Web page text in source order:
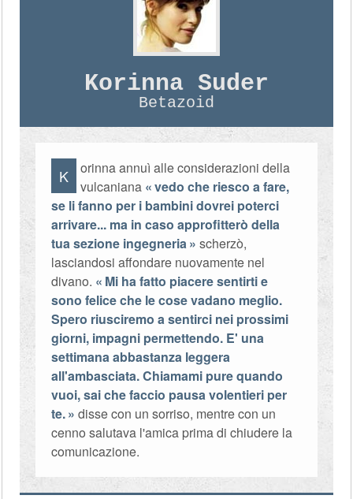
Korinna Suder
Betazoid
K
orinna annuì alle considerazioni della
vulcaniana
vedo che riesco a fare,
se li fanno per i bambini dovrei poterci
arrivare... ma in caso approfitterò della
tua sezione ingegneria
scherzò,
lasciandosi affondare nuovamente nel
divano.
Mi ha fatto piacere sentirti e
sono felice che le cose vadano meglio.
Spero riusciremo a sentirci nei prossimi
giorni, impagni permettendo. E' una
settimana abbastanza leggera
all'ambasciata. Chiamami pure quando
vuoi, sai che faccio pausa volentieri per
te.
disse con un sorriso, mentre con un
cenno salutava l'amica prima di chiudere la
comunicazione.